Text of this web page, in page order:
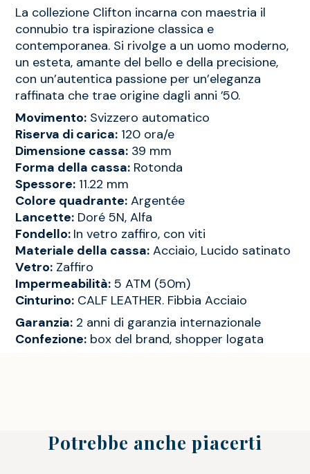
La collezione Clifton incarna con maestria il
connubio tra ispirazione classica e
contemporanea. Si rivolge a un uomo moderno,
un esteta, amante del bello e della precisione,
con un’autentica passione per un’eleganza
raffinata che trae origine dagli anni ’50.
Movimento: Svizzero automatico
Riserva di carica: 120 ora/e
Dimensione cassa: 39 mm
Forma della cassa: Rotonda
Spessore: 11.22 mm
Colore quadrante: Argentée
Lancette: Doré 5N, Alfa
Fondello: In vetro zaffiro, con viti
Materiale della cassa: Acciaio, Lucido satinato
Vetro: Zaffiro
Impermeabilità: 5 ATM (50m)
Cinturino: CALF LEATHER. Fibbia Acciaio
Garanzia: 2 anni di garanzia internazionale
Confezione: box del brand, shopper logata
Potrebbe anche piacerti